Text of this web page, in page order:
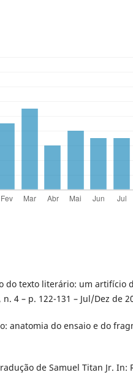
do texto literário: um artifício
4 – p. 122-131 – Jul/Dez de
anatomia do ensaio e do
de Samuel Titan Jr. In: